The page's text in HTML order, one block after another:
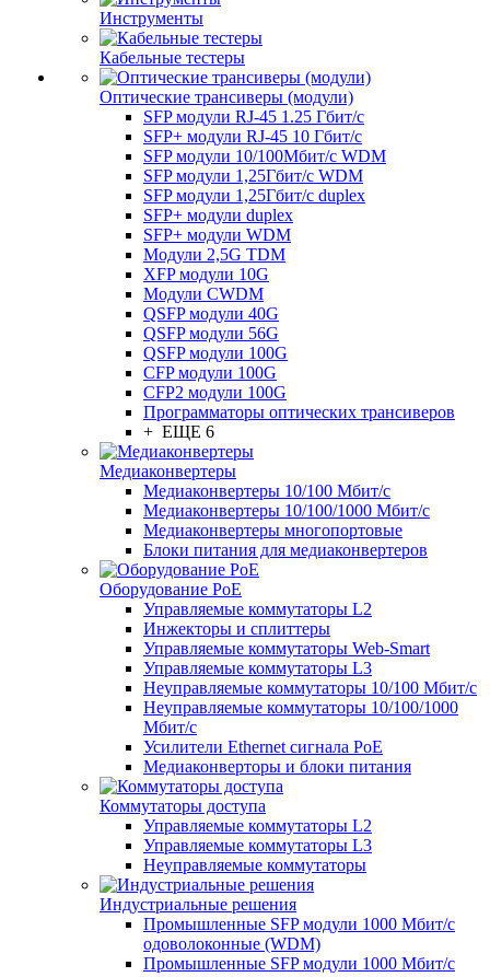
Инструменты
Кабельные тестеры
Оптические трансиверы (модули)
SFP модули RJ-45 1.25 Гбит/c
SFP+ модули RJ-45 10 Гбит/c
SFP модули 10/100Мбит/с WDM
SFP модули 1,25Гбит/с WDM
SFP модули 1,25Гбит/с duplex
SFP+ модули duplex
SFP+ модули WDM
Модули 2,5G TDM
XFP модули 10G
Модули CWDM
QSFP модули 40G
QSFP модули 56G
QSFP модули 100G
CFP модули 100G
CFP2 модули 100G
Программаторы оптических трансиверов
+ ЕЩЕ 6
Медиаконвертеры
Медиаконвертеры 10/100 Мбит/с
Медиаконвертеры 10/100/1000 Мбит/c
Медиаконвертеры многопортовые
Блоки питания для медиаконвертеров
Оборудование PoE
Управляемые коммутаторы L2
Инжекторы и сплиттеры
Управляемые коммутаторы Web-Smart
Управляемые коммутаторы L3
Неуправляемые коммутаторы 10/100 Мбит/с
Неуправляемые коммутаторы 10/100/1000
Мбит/с
Усилители Ethernet сигнала PoE
Медиаконверторы и блоки питания
Коммутаторы доступа
Управляемые коммутаторы L2
Управляемые коммутаторы L3
Неуправляемые коммутаторы
Индустриальные решения
Промышленные SFP модули 1000 Мбит/c
одоволоконные (WDM)
Промышленные SFP модули 1000 Мбит/c